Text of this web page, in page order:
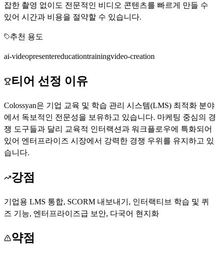
잡한 촬영 없이도 전문적인 비디오 콘텐츠를 빠르게 만들 수
있어 시간과 비용을 절약할 수 있습니다.
추천 용도
ai-videopresentereducationtrainingvideo-creation
티어 선정 이유
Colossyan은 기업 교육 및 학습 관리 시스템(LMS) 최적화 분야
에서 독보적인 전문성을 보유하고 있습니다. 마케팅 중심의 경
쟁 도구들과 달리 교육적 인터랙션과 워크플로우에 특화되어
있어 엔터프라이즈 시장에서 강력한 경쟁 우위를 유지하고 있
습니다.
강점
기업용 LMS 통합, SCORM 내보내기, 인터랙티브 학습 및 퀴
즈 기능, 엔터프라이즈급 보안, 다국어 현지화
약점